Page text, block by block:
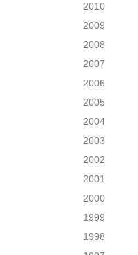
2010
2009
2008
2007
2006
2005
2004
2003
2002
2001
2000
1999
1998